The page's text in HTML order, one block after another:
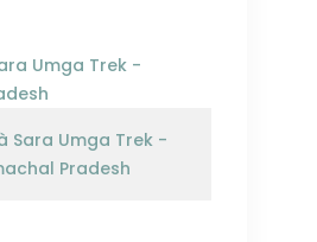
Sara Umga Trek -
Pradesh